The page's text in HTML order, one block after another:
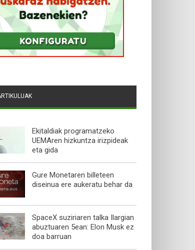
Ekitaldiak programatzeko
UEMAren hizkuntza irizpideak
eta gida
Gure Monetaren billeteen
diseinua ere aukeratu behar da
SpaceX suziriaren talka Ilargian
abuztuaren 5ean: Elon Musk ez
doa barruan